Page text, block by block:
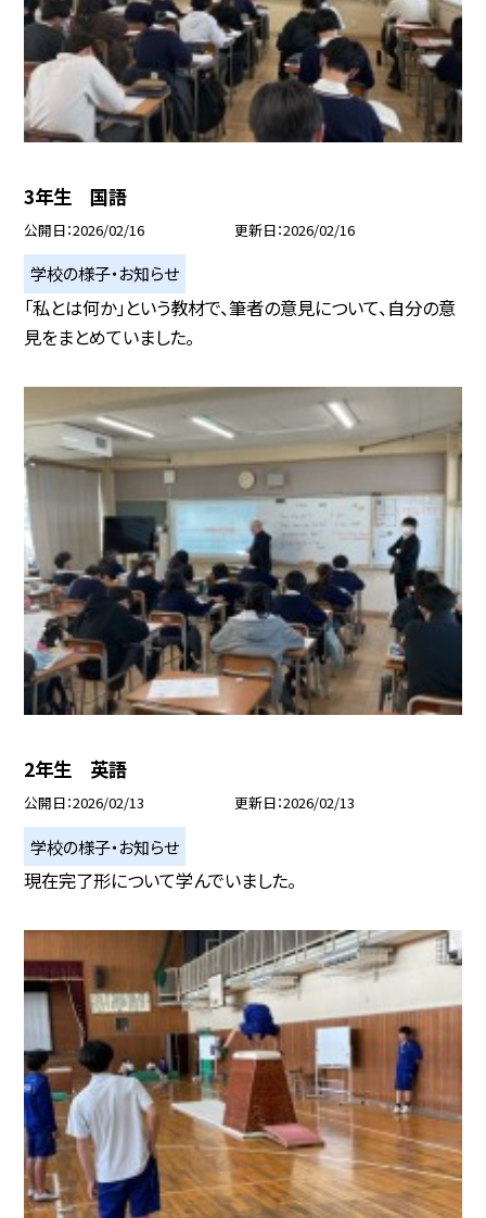
3年生 国語
公開日 2026/02/16 更新日 2026/02/16
学校の様子・お知らせ
「私とは何か」という教材で、筆者の意見について、自分の意
見をまとめていました。
2年生 英語
公開日 2026/02/13 更新日 2026/02/13
学校の様子・お知らせ
現在完了形について学んでいました。